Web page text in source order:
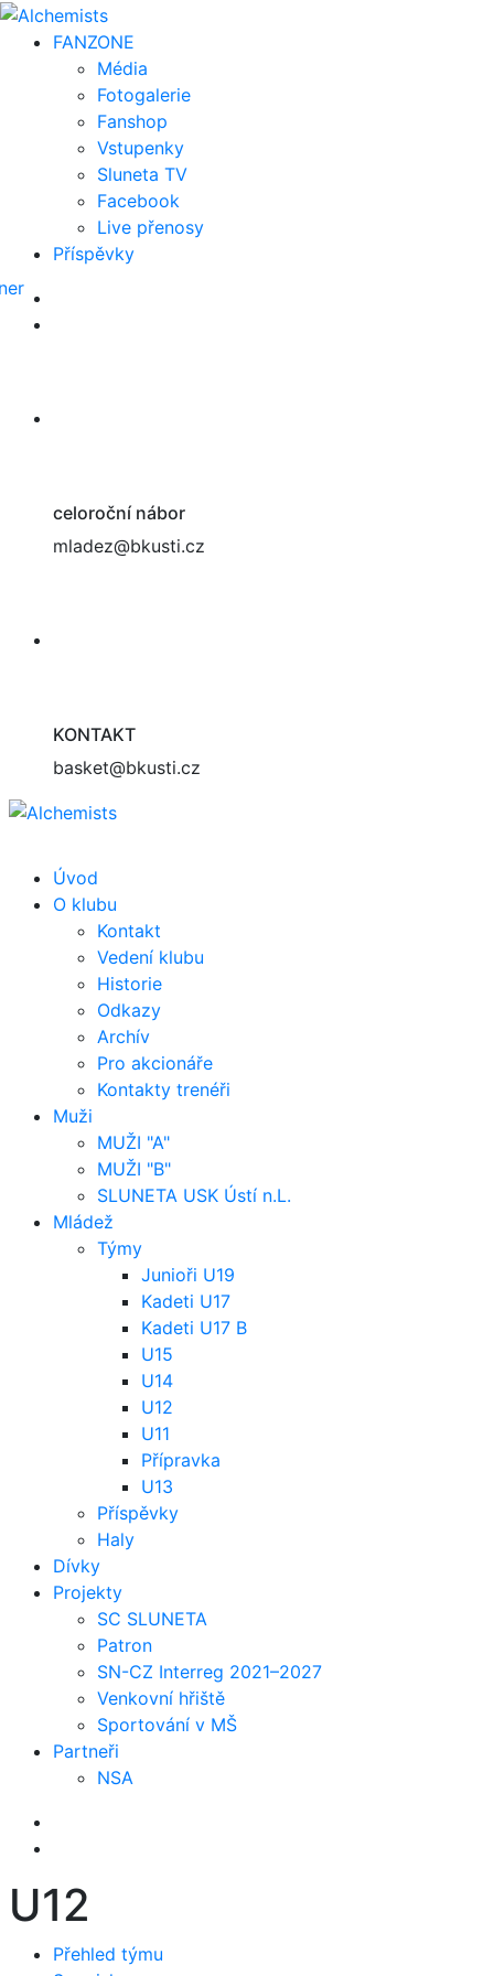
FANZONE
Média
Fotogalerie
Fanshop
Vstupenky
Sluneta TV
Facebook
Live přenosy
Příspěvky
celoroční nábor
mladez@bkusti.cz
KONTAKT
basket@bkusti.cz
Úvod
O klubu
Kontakt
Vedení klubu
Historie
Odkazy
Archív
Pro akcionáře
Kontakty trenéři
Muži
MUŽI "A"
MUŽI "B"
SLUNETA USK Ústí n.L.
Mládež
Týmy
Junioři U19
Kadeti U17
Kadeti U17 B
U15
U14
U12
U11
Přípravka
U13
Příspěvky
Haly
Dívky
Projekty
SC SLUNETA
Patron
SN-CZ Interreg 2021–2027
Venkovní hřiště
Sportování v MŠ
Partneři
NSA
U12
Přehled týmu